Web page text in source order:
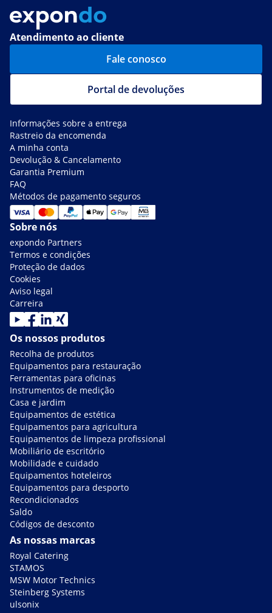
Atendimento ao cliente
Fale conosco
Portal de devoluções
Informações sobre a entrega
Rastreio da encomenda
A minha conta
Devolução & Cancelamento
Garantia Premium
FAQ
Métodos de pagamento seguros
Sobre nós
expondo Partners
Termos e condições
Proteção de dados
Cookies
Aviso legal
Carreira
Os nossos produtos
Recolha de produtos
Equipamentos para restauração
Ferramentas para oficinas
Instrumentos de medição
Casa e jardim
Equipamentos de estética
Equipamentos para agricultura
Equipamentos de limpeza profissional
Mobiliário de escritório
Mobilidade e cuidado
Equipamentos hoteleiros
Equipamentos para desporto
Recondicionados
Saldo
Códigos de desconto
As nossas marcas
Royal Catering
STAMOS
MSW Motor Technics
Steinberg Systems
ulsonix